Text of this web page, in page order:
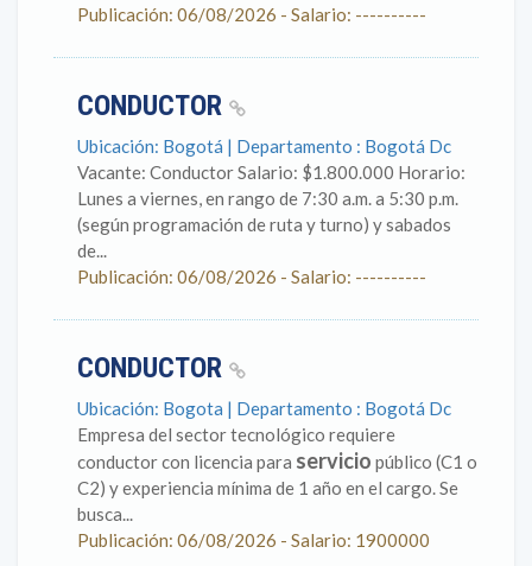
Publicación: 06/08/2026 - Salario: ----------
CONDUCTOR
Ubicación: Bogotá | Departamento : Bogotá Dc
Vacante: Conductor Salario: $1.800.000 Horario:
Lunes a viernes, en rango de 7:30 a.m. a 5:30 p.m.
(según programación de ruta y turno) y sabados
de...
Publicación: 06/08/2026 - Salario: ----------
CONDUCTOR
Ubicación: Bogota | Departamento : Bogotá Dc
Empresa del sector tecnológico requiere
conductor con licencia para servicio público (C1 o
C2) y experiencia mínima de 1 año en el cargo. Se
busca...
Publicación: 06/08/2026 - Salario: 1900000